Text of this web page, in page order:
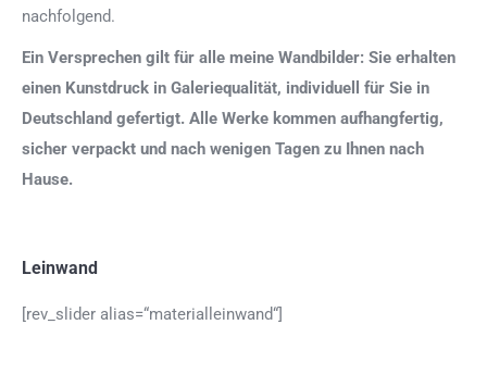
nachfolgend.
Ein Versprechen gilt für alle meine Wandbilder: Sie erhalten
einen Kunstdruck in Galeriequalität, individuell für Sie in
Deutschland gefertigt. Alle Werke kommen aufhangfertig,
sicher verpackt und nach wenigen Tagen zu Ihnen nach
Hause.
Leinwand
[rev_slider alias=“materialleinwand“]